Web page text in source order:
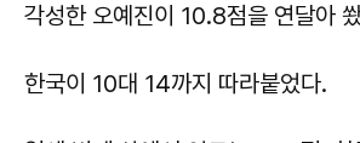
각성한 오예진이 10.8점을 연달아
한국이 10대 14까지 따라붙었다.